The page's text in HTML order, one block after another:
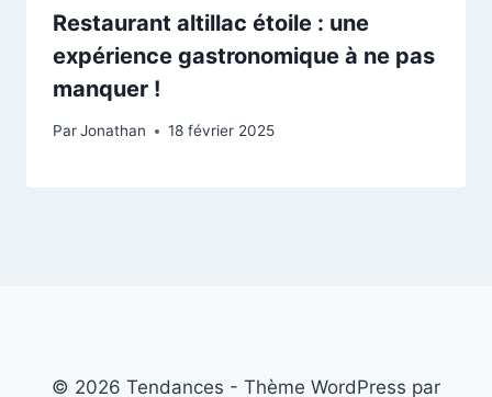
Restaurant altillac étoile : une
expérience gastronomique à ne pas
manquer !
ParJonathan 18 février 2025
© 2026 Tendances - Thème WordPress par